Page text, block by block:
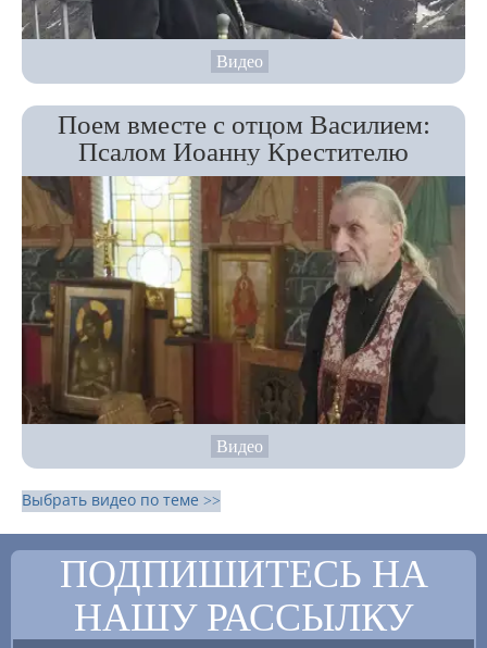
Видео
Поем вместе с отцом Василием:
Псалом Иоанну Крестителю
Видео
Выбрать видео по теме >>
ПОДПИШИТЕСЬ НА
НАШУ РАССЫЛКУ